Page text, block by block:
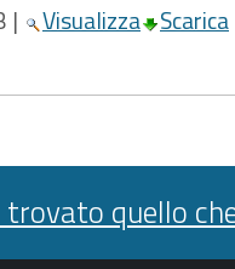
| Visualizza Scarica
twitter
quello